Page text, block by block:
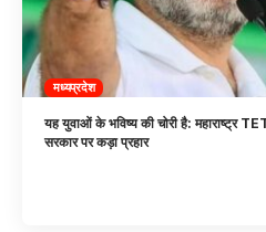
मध्यप्रदेश
यह युवाओं के भविष्य की चोरी है: महाराष्ट्र
सरकार पर कड़ा प्रहार